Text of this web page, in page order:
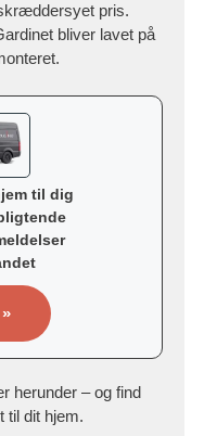
pris.
bliver lavet på
til dig
herunder – og find
til dit hjem.